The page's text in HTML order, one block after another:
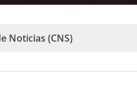
Noticias (CNS)